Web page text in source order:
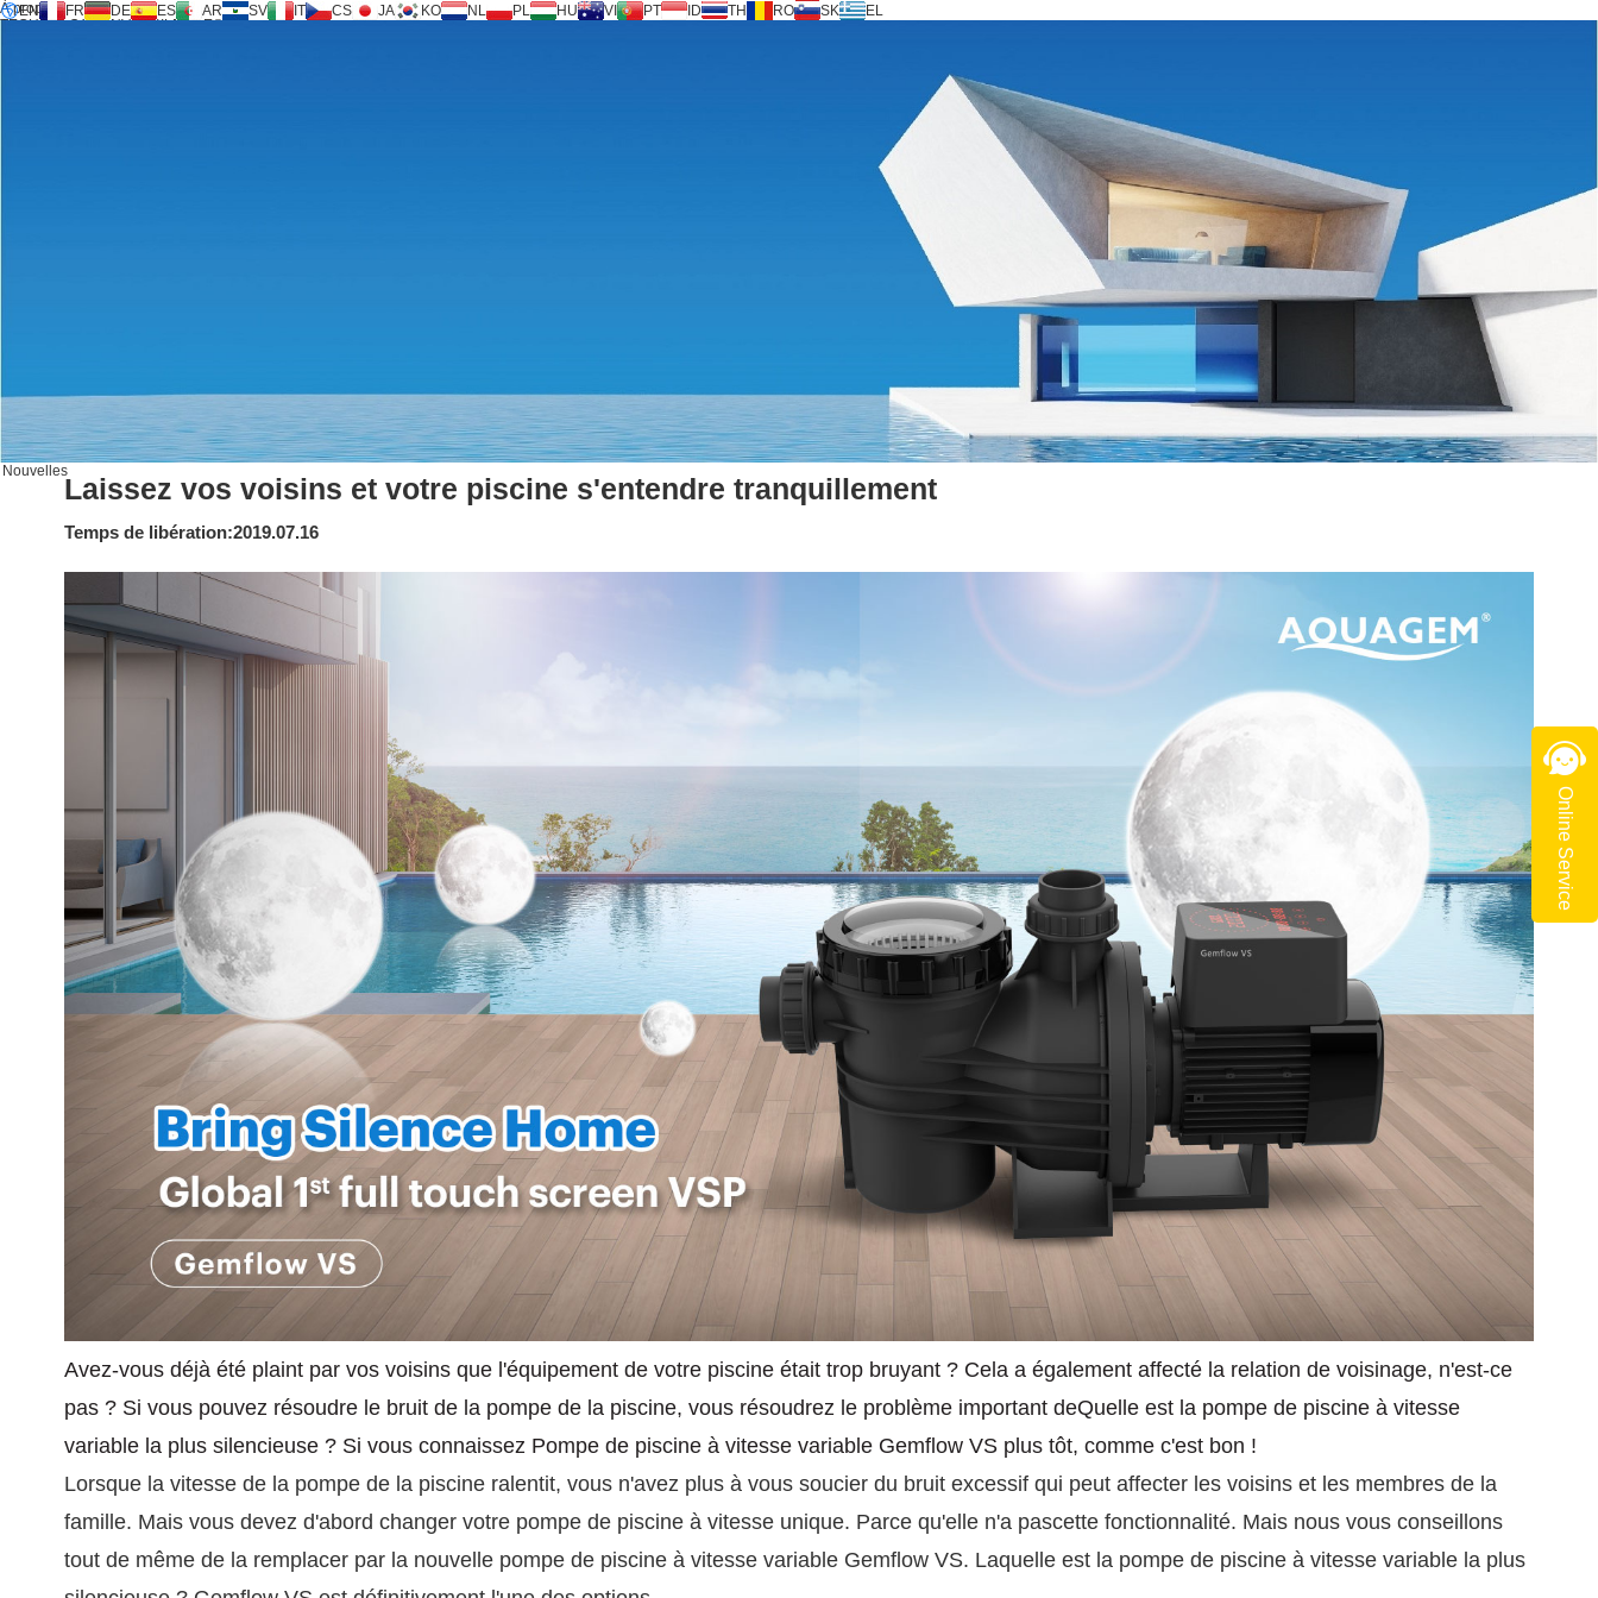
À propos
TECHNOLOGIE INVERSILENCE®
EN FR DE ES AR SV IT CS JA KO NL PL HU VI PT ID TH RO SK EL
Nouvelles
Laissez vos voisins et votre piscine s'entendre tranquillement
Temps de libération:2019.07.16
Avez-vous déjà été plaint par vos voisins que l'équipement de votre piscine était trop bruyant ? Cela a également affecté la relation de voisinage, n'est-ce
pas ? Si vous pouvez résoudre le bruit de la pompe de la piscine, vous résoudrez le problème important deQuelle est la pompe de piscine à vitesse
variable la plus silencieuse ? Si vous connaissez Pompe de piscine à vitesse variable Gemflow VSplus tôt, comme c'est bon !
Lorsque la vitesse de la pompe de la piscine ralentit, vous n'avez plus à vous soucier du bruit excessif qui peut affecter les voisins et les membres de la
famille. Mais vous devez d'abord changer votre pompe de piscine à vitesse unique. Parce qu'elle n'a pascette fonctionnalité. Mais nous vous conseillons
tout de même de la remplacer par la nouvelle pompe de piscine à vitesse variable Gemflow VS. Laquelle est la pompe de piscine à vitesse variable la plus
Online Service